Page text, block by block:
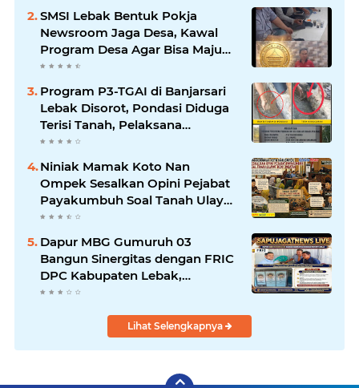
SMSI Lebak Bentuk Pokja
Newsroom Jaga Desa, Kawal
Program Desa Agar Bisa Maju
dan Mandiri
Program P3-TGAI di Banjarsari
Lebak Disorot, Pondasi Diduga
Terisi Tanah, Pelaksana
Terancam Sanksi Berat Hingga
Pidana
Niniak Mamak Koto Nan
Ompek Sesalkan Opini Pejabat
Payakumbuh Soal Tanah Ulayat
Demi Jabatan
Dapur MBG Gumuruh 03
Bangun Sinergitas dengan FRIC
DPC Kabupaten Lebak,
Komitmen Jalankan SOP BGN
Lihat Selengkapnya